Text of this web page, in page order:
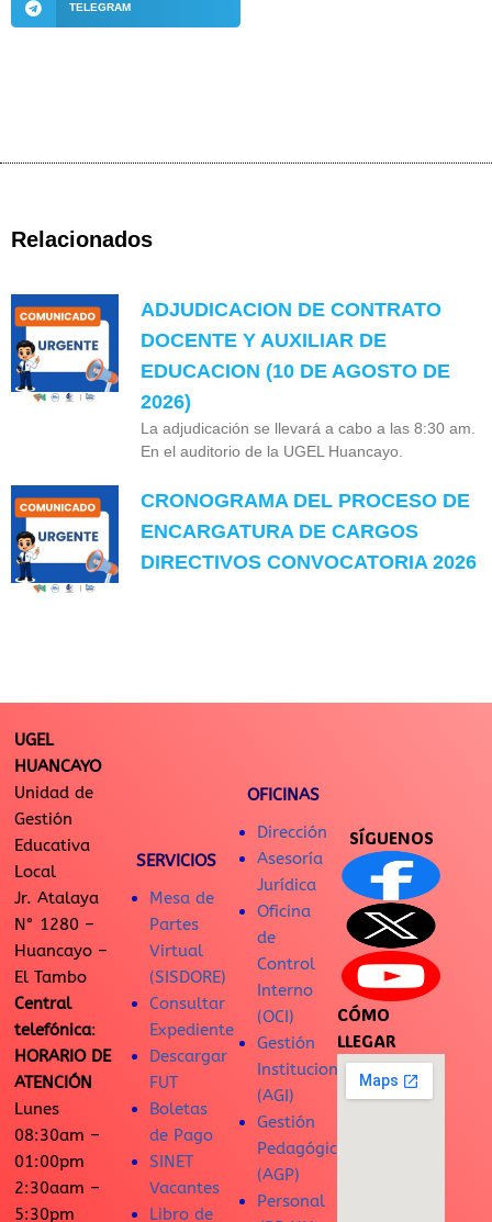
TELEGRAM
Relacionados
ADJUDICACION DE CONTRATO
DOCENTE Y AUXILIAR DE
EDUCACION (10 DE AGOSTO DE
2026)
La adjudicación se llevará a cabo a las 8:30 am.
En el auditorio de la UGEL Huancayo.
CRONOGRAMA DEL PROCESO DE
ENCARGATURA DE CARGOS
DIRECTIVOS CONVOCATORIA 2026
UGEL
HUANCAYO
Unidad de
Gestión
Educativa
Local
Jr. Atalaya
N° 1280 –
Huancayo –
El Tambo
Central
telefónica:
HORARIO DE
ATENCIÓN
Lunes
08:30am –
01:00pm
2:30aam –
5:30pm
SERVICIOS
Mesa de
Partes
Virtual
(SISDORE)
Consultar
Expediente
Descargar
FUT
Boletas
de Pago
SINET
Vacantes
Libro de
OFICINAS
Dirección
Asesoría
Jurídica
Oficina
de
Control
Interno
(OCI)
Gestión
Institucional
(AGI)
Gestión
Pedagógica
(AGP)
Personal
SÍGUENOS
CÓMO
LLEGAR